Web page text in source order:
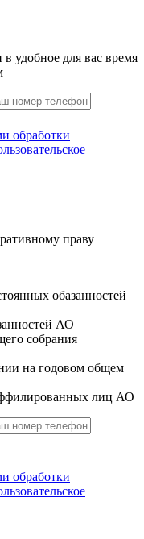
удобное для вас время
обработки
праву
обазанностей
АО
собрания
на годовом общем
лиц АО
обработки